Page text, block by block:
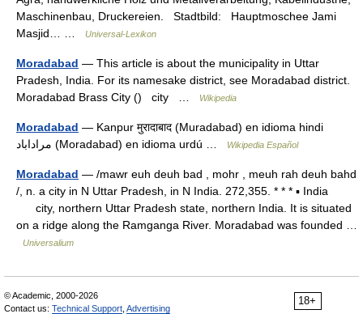
Maschinenbau, Druckereien. Stadtbild: Hauptmoschee Jami
Masjid… …
Universal-Lexikon
Moradabad — This article is about the municipality in Uttar
Pradesh, India. For its namesake district, see Moradabad district.
Moradabad Brass City () city …
Wikipedia
Moradabad — Kanpur मुरादाबाद (Muradabad) en idioma hindi
مراداباد (Moradabad) en idioma urdú …
Wikipedia Español
Moradabad — /mawr euh deuh bad , mohr , meuh rah deuh bahd
/, n. a city in N Uttar Pradesh, in N India. 272,355. * * * ▪ India
city, northern Uttar Pradesh state, northern India. It is situated
on a ridge along the Ramganga River. Moradabad was founded …
Universalium
18+
© Academic, 2000-2026
Contact us: Technical Support Advertising